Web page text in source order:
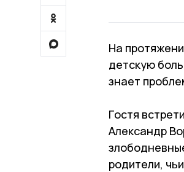
На
детскую
знает
Гостя
Александр
родители,